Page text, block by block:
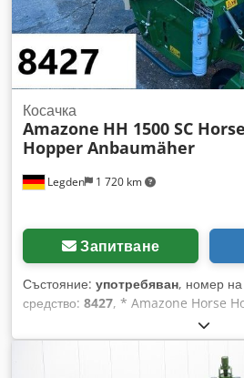
Legden 1 720 km
Косачка
Amazone HH 1500 SC Horse
Hopper Anbaumäher
Запитване
Състояние: употребяван, номер
средство: 8427, * Amazone Horse
Работна ширина 1,50 м *
Триточково навесване към трактор
Опорни колела * Мулчиращо